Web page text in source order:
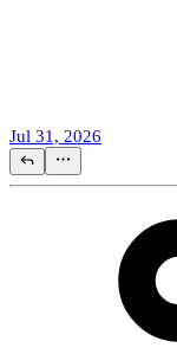
Jul 31, 2026